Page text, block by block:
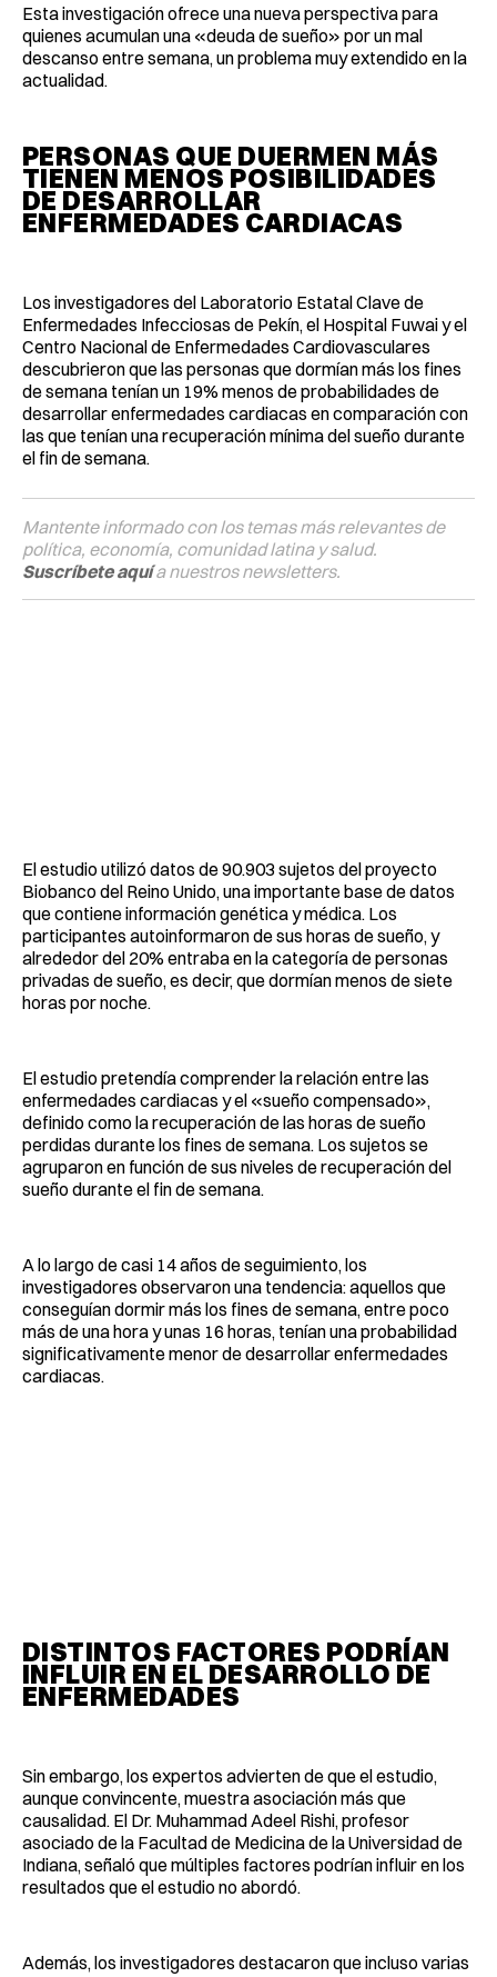
Esta investigación ofrece una nueva perspectiva para
quienes acumulan una «deuda de sueño» por un mal
descanso entre semana, un problema muy extendido en la
actualidad.
PERSONAS QUE DUERMEN MÁS
TIENEN MENOS POSIBILIDADES
DE DESARROLLAR
ENFERMEDADES CARDIACAS
Los investigadores del Laboratorio Estatal Clave de
Enfermedades Infecciosas de Pekín, el Hospital Fuwai y el
Centro Nacional de Enfermedades Cardiovasculares
descubrieron que las personas que dormían más los fines
de semana tenían un 19% menos de probabilidades de
desarrollar enfermedades cardiacas en comparación con
las que tenían una recuperación mínima del sueño durante
el fin de semana.
Mantente informado con los temas más relevantes de
política, economía, comunidad latina y salud.
Suscríbete aquía nuestros newsletters.
El estudio utilizó datos de 90.903 sujetos del proyecto
Biobanco del Reino Unido, una importante base de datos
que contiene información genética y médica. Los
participantes autoinformaron de sus horas de sueño, y
alrededor del 20% entraba en la categoría de personas
privadas de sueño, es decir, que dormían menos de siete
horas por noche.
El estudio pretendía comprender la relación entre las
enfermedades cardiacas y el «sueño compensado»,
definido como la recuperación de las horas de sueño
perdidas durante los fines de semana. Los sujetos se
agruparon en función de sus niveles de recuperación del
sueño durante el fin de semana.
A lo largo de casi 14 años de seguimiento, los
investigadores observaron una tendencia: aquellos que
conseguían dormir más los fines de semana, entre poco
más de una hora y unas 16 horas, tenían una probabilidad
significativamente menor de desarrollar enfermedades
cardiacas.
DISTINTOS FACTORES PODRÍAN
INFLUIR EN EL DESARROLLO DE
ENFERMEDADES
Sin embargo, los expertos advierten de que el estudio,
aunque convincente, muestra asociación más que
causalidad. El Dr. Muhammad Adeel Rishi, profesor
asociado de la Facultad de Medicina de la Universidad de
Indiana, señaló que múltiples factores podrían influir en los
resultados que el estudio no abordó.
Además, los investigadores destacaron que incluso varias